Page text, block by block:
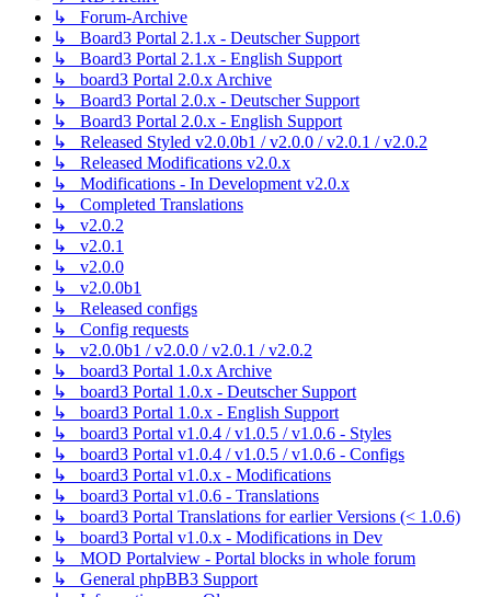
↳ Forum-Archive
↳ Board3 Portal 2.1.x - Deutscher Support
↳ Board3 Portal 2.1.x - English Support
↳ board3 Portal 2.0.x Archive
↳ Board3 Portal 2.0.x - Deutscher Support
↳ Board3 Portal 2.0.x - English Support
↳ Released Styled v2.0.0b1 / v2.0.0 / v2.0.1 / v2.0.2
↳ Released Modifications v2.0.x
↳ Modifications - In Development v2.0.x
↳ Completed Translations
↳ v2.0.2
↳ v2.0.1
↳ v2.0.0
↳ v2.0.0b1
↳ Released configs
↳ Config requests
↳ v2.0.0b1 / v2.0.0 / v2.0.1 / v2.0.2
↳ board3 Portal 1.0.x Archive
↳ board3 Portal 1.0.x - Deutscher Support
↳ board3 Portal 1.0.x - English Support
↳ board3 Portal v1.0.4 / v1.0.5 / v1.0.6 - Styles
↳ board3 Portal v1.0.4 / v1.0.5 / v1.0.6 - Configs
↳ board3 Portal v1.0.x - Modifications
↳ board3 Portal v1.0.6 - Translations
↳ board3 Portal Translations for earlier Versions (< 1.0.6)
↳ board3 Portal v1.0.x - Modifications in Dev
↳ MOD Portalview - Portal blocks in whole forum
↳ General phpBB3 Support